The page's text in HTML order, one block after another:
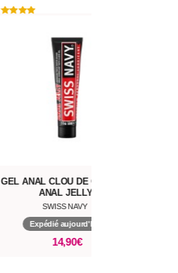
GEL ANAL CLOU DE GIROFLE
ANAL JELLY
SWISS NAVY
Expédié aujourd'hui*
14,90€